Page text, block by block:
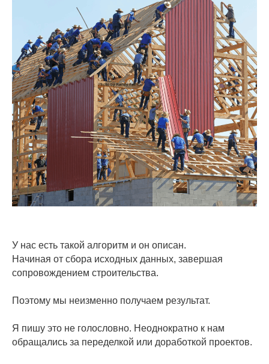
У нас есть такой алгоритм и он описан.
Начиная от сбора исходных данных, завершая
сопровождением строительства.
Поэтому мы неизменно получаем результат.
Я пишу это не голословно. Неоднократно к нам
обращались за переделкой или доработкой проектов.